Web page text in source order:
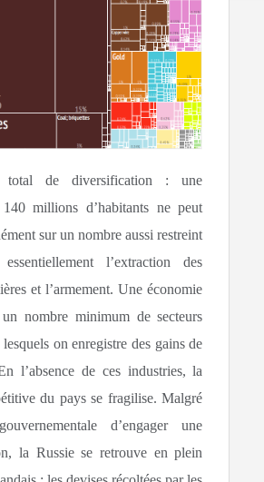
total de diversification : une
millions d’habitants ne peut
sur un nombre aussi restreint
l’extraction des
et l’armement. Une économie
nombre minimum de secteurs
on enregistre des gains de
l’absence de ces industries, la
du pays se fragilise. Malgré
d’engager une
la Russie se retrouve en plein